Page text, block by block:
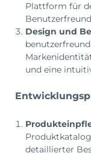
Plattform für
Design und
und eine
detaillierter